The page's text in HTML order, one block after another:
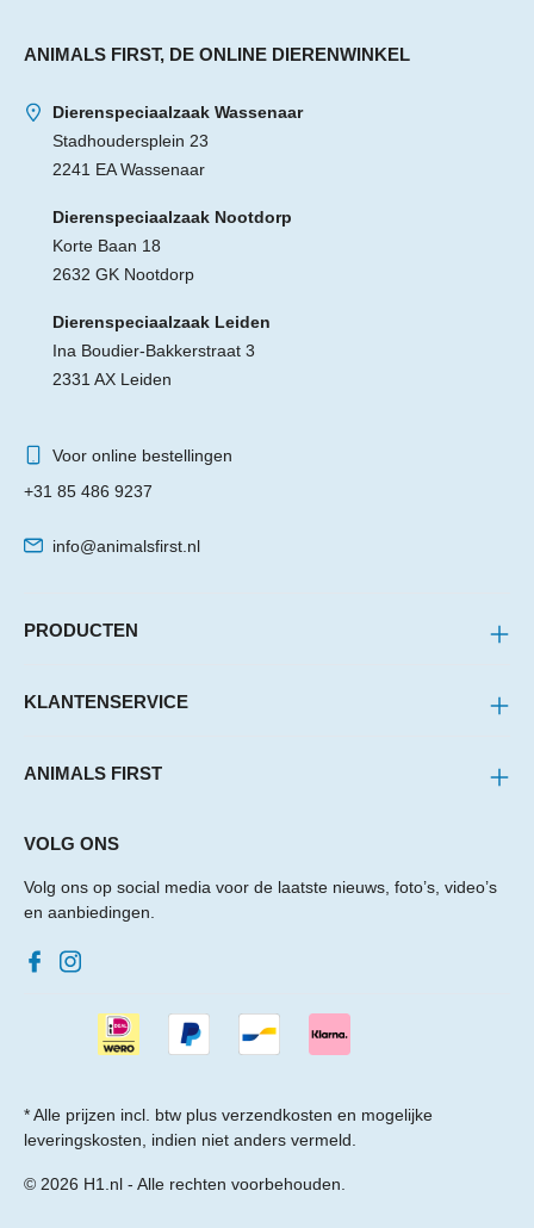
ANIMALS FIRST, DE ONLINE DIERENWINKEL
Dierenspeciaalzaak Wassenaar
Stadhoudersplein 23
2241 EA Wassenaar
Dierenspeciaalzaak Nootdorp
Korte Baan 18
2632 GK Nootdorp
Dierenspeciaalzaak Leiden
Ina Boudier-Bakkerstraat 3
2331 AX Leiden
Voor online bestellingen
+31 85 486 9237
info@animalsfirst.nl
PRODUCTEN
KLANTENSERVICE
ANIMALS FIRST
VOLG ONS
Volg ons op social media voor de laatste nieuws, foto’s, video’s
en aanbiedingen.
* Alle prijzen incl. btw plus verzendkosten en mogelijke
leveringskosten, indien niet anders vermeld.
© 2026 H1.nl - Alle rechten voorbehouden.